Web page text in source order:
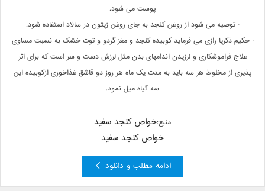
پوست می شود.
· توصیه می شود از روغن کنجد به جای روغن زیتون در سالاد استفاده شود.
· حکیم ذکریا رازی می فرماید کوبیده کنجد و مغز گردو و توت خشک به نسبت مساوی
علاج فراموشکاری و لرزیدن اندامهای بدن مثل لرزش دست و سر است که برای اثر
پذیری از مخلوط هر سه باید به مدت یک ماه هر روز دو قاشق غذاخوری ازکوبیده این
سه گیاه میل نمود.
منبع:خواص کنجد سفید
خواص کنجد سفید
ادامه مطلب و دانلود